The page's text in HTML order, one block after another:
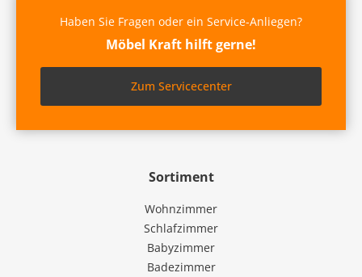
Sortiment
Wohnzimmer
Schlafzimmer
Babyzimmer
Badezimmer
Haben Sie Fragen oder ein Service-Anliegen?
Möbel Kraft hilft gerne!
Zum Servicecenter